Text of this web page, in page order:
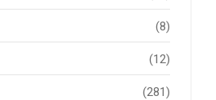
(8)
(12)
(281)